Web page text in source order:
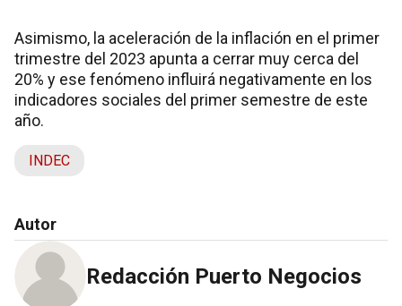
Asimismo, la aceleración de la inflación en el primer
trimestre del 2023 apunta a cerrar muy cerca del
20% y ese fenómeno influirá negativamente en los
indicadores sociales del primer semestre de este
año.
INDEC
Autor
Redacción Puerto Negocios